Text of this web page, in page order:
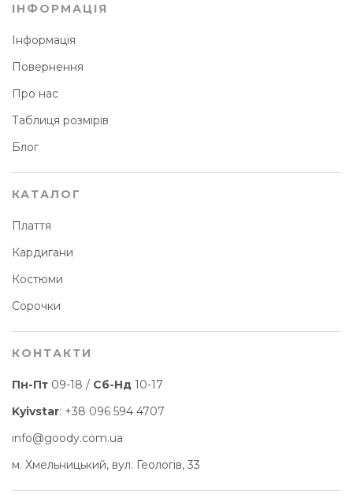
ІНФОРМАЦІЯ
Інформація
Повернення
Про нас
Таблиця розмірів
Блог
КАТАЛОГ
Плаття
Кардигани
Костюми
Сорочки
КОНТАКТИ
Пн-Пт 09-18 / Сб-Нд 10-17
Kyivstar: +38 096 594 4707
info@goody.com.ua
м. Хмельницький, вул. Геологів, 33